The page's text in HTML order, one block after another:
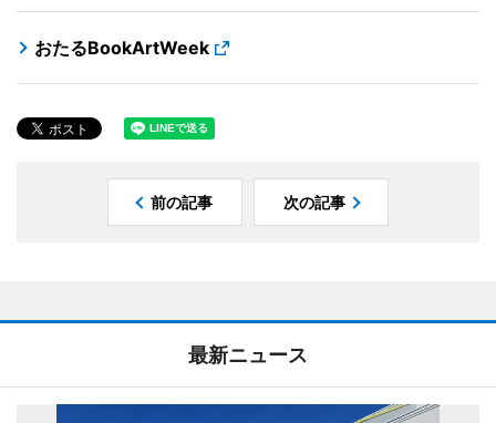
おたるBookArtWeek
前の記事 次の記事
最新ニュース